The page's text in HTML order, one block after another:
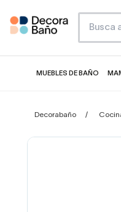
MUEBLES DE BAÑO
Decorabaño